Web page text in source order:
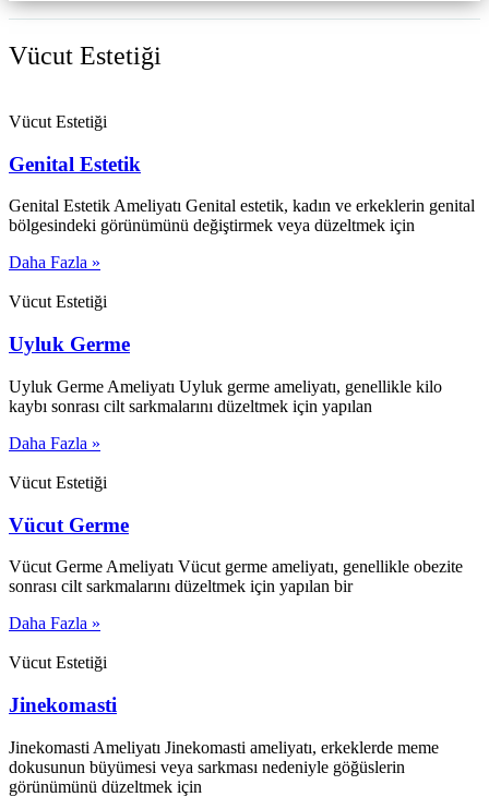
Vücut Estetiği
Vücut Estetiği
Genital Estetik
Genital Estetik Ameliyatı Genital estetik, kadın ve erkeklerin genital
bölgesindeki görünümünü değiştirmek veya düzeltmek için
Daha Fazla »
Vücut Estetiği
Uyluk Germe
Uyluk Germe Ameliyatı Uyluk germe ameliyatı, genellikle kilo
kaybı sonrası cilt sarkmalarını düzeltmek için yapılan
Daha Fazla »
Vücut Estetiği
Vücut Germe
Vücut Germe Ameliyatı Vücut germe ameliyatı, genellikle obezite
sonrası cilt sarkmalarını düzeltmek için yapılan bir
Daha Fazla »
Vücut Estetiği
Jinekomasti
Jinekomasti Ameliyatı Jinekomasti ameliyatı, erkeklerde meme
dokusunun büyümesi veya sarkması nedeniyle göğüslerin
görünümünü düzeltmek için